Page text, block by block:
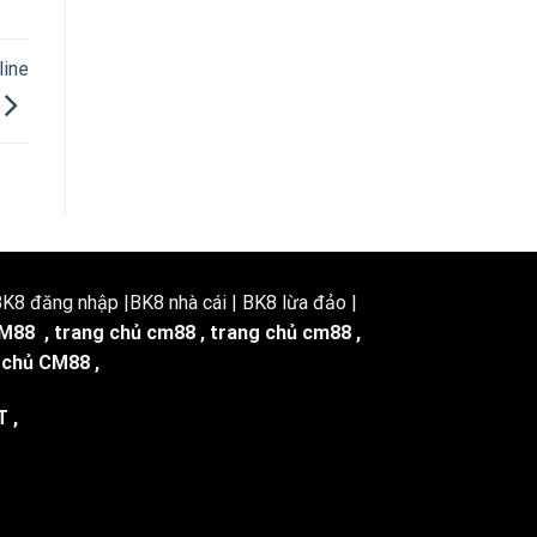
đăng nhập |BK8 nhà cái | BK8 lừa đảo |
, trang chủ cm88, trang chủ cm88,
CM88 ,
,